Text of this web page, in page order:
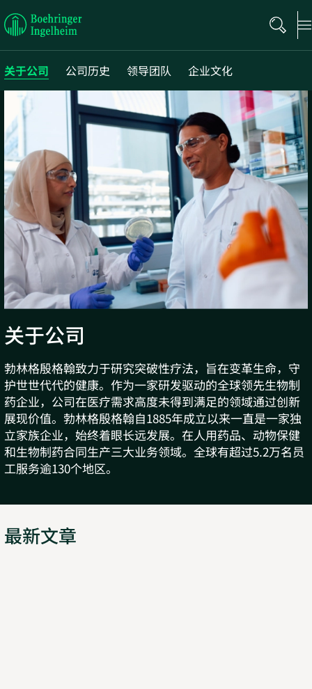
Boehringer
Ingelheim
关于公司
公司历史
领导团队
Opens
new
企业文化
关于公司
勃林格殷格翰致力于研究突破性疗法，旨在变革生命，守
护世世代代的健康。作为一家研发驱动的全球领先生物制
药企业，公司在医疗需求高度未得到满足的领域通过创新
展现价值。勃林格殷格翰自1885年成立以来一直是一家独
立家族企业，始终着眼长远发展。在人用药品、动物保健
和生物制药合同生产三大业务领域。全球有超过5.2万名员
工服务逾130个地区。
最新文章